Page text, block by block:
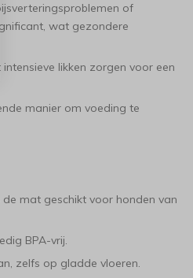
of
wat gezondere
likken zorgen voor een
manier om voeding te
mat geschikt voor honden van
BPA-vrij.
zelfs op gladde vloeren.